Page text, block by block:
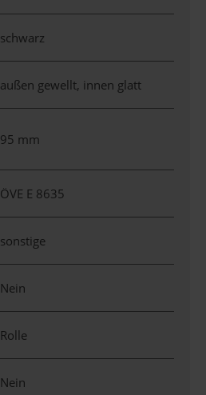
schwarz
außen gewellt, innen glatt
95 mm
ÖVE E 8635
sonstige
Nein
Rolle
Nein